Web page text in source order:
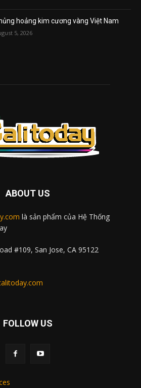
hoảng kim cương vàng Việt Nam
5, 2026
ABOUT US
là sản phẩm của Hệ Thống
#109, San Jose, CA 95122
FOLLOW US